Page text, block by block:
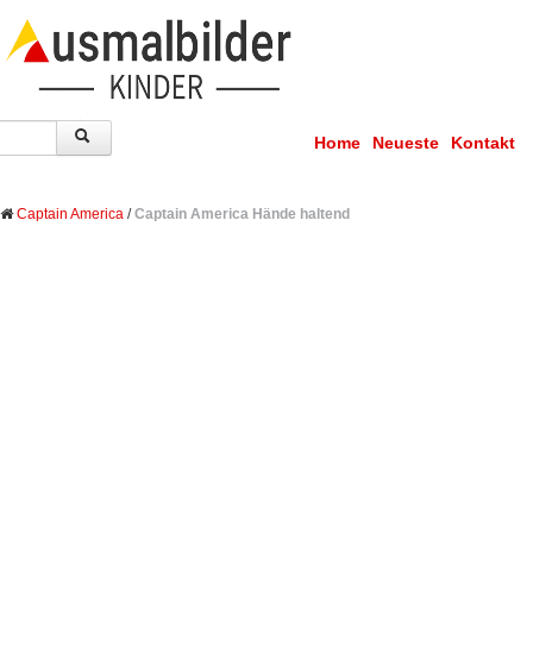
Home Neueste Kontakt
Captain America /Captain America Hände haltend